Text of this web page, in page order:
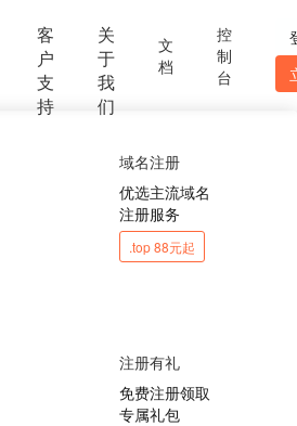
客
户
支
持
关
于
我
们
文
档
控
制
台
域名注册
优选主流域名
注册服务
.top 88元起
注册有礼
免费注册领取
专属礼包